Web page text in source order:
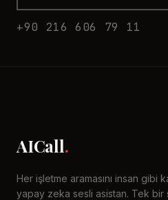
+90 216 606 79 11
AICall.
Her işletme aramasını insan gibi
yapay zeka sesli asistan. Tek bir